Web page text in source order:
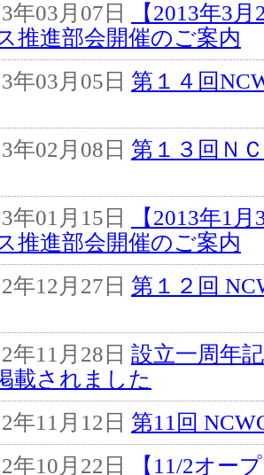
年03月07日
【2013年3
推進部会開催のご案内
年03月05日 第１４回
年02月08日 第１３回Ｎ
年01月15日
【2013年1
推進部会開催のご案内
年12月27日 第１２回
年11月28日 設立一周年
載されました
年11月12日 第11回
年10月22日
【11/2オー